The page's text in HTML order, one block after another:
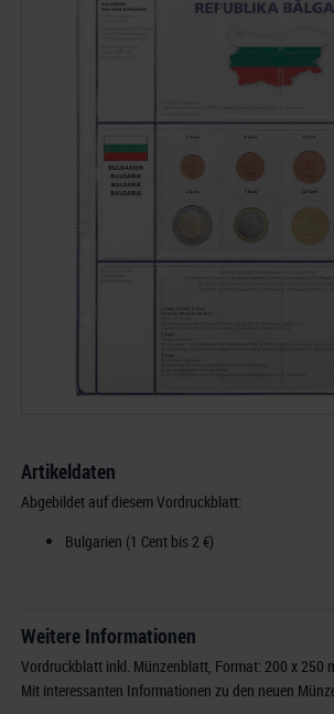
Artikeldaten
Abgebildet auf diesem Vordruckblatt:
Bulgarien (1 Cent bis 2 €)
Weitere Informationen
Vordruckblatt inkl. Münzenblatt, Format: 200 x 250
Mit interessanten Informationen zu den neuen